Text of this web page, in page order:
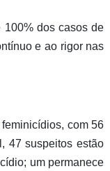
100% dos casos de
e ao rigor nas
com 56
47 suspeitos estão
um permanece